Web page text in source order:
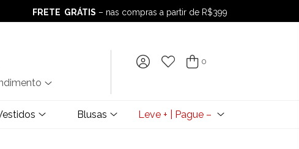
FRETE GRÁTIS – nas compras a partir de R$399
FRETE GRÁTIS– nas compras a partir de R$399
0
Blusas Leve + | Pague –